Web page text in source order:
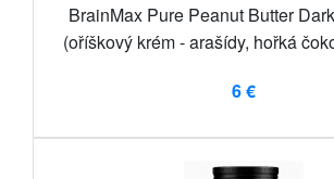
BrainMax Pure Peanut Butter
(oříškový krém - arašídy, hořká
6 €